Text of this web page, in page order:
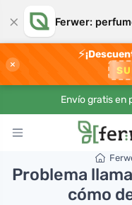
× Ferwer:
×
⚡
Envío gratis en
Problema
cómo